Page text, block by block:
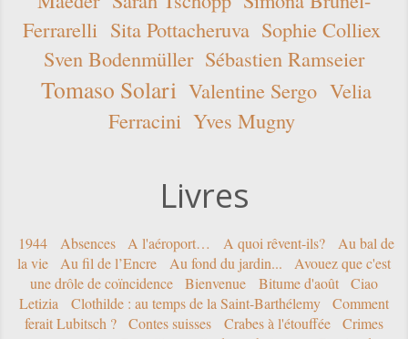
Ferrarelli Sita Pottacheruva Sophie Colliex
Sven Bodenmüller Sébastien Ramseier
Tomaso Solari Valentine Sergo Velia
Ferracini Yves Mugny
Livres
1944 Absences A l'aéroport… A quoi rêvent-ils?
Au bal de
la vie
Au fil de l’Encre Au fond du jardin...
Avouez que c'est
une drôle de coïncidence
Bienvenue Bitume d'août
Ciao
Letizia
Clothilde : au temps de la Saint-Barthélemy
Comment
ferait Lubitsch ?
Contes suisses Crabes à l'étouffée
Crimes